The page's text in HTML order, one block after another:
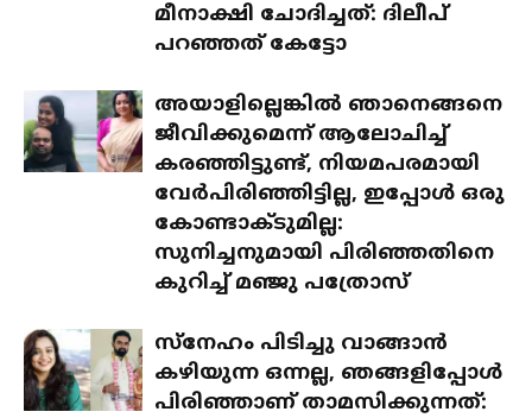
മീനാക്ഷി ചോദിച്ചത്: ദിലീപ്
പറഞ്ഞത് കേട്ടോ
അയാളില്ലെങ്കിൽ ഞാനെങ്ങനെ
ജീവിക്കുമെന്ന് ആലോചിച്ച്
കരഞ്ഞിട്ടുണ്ട്, നിയമപരമായി
വേർപിരിഞ്ഞിട്ടില്ല, ഇപ്പോൾ ഒരു
കോണ്ടാക്ടുമില്ല:
സുനിച്ചനുമായി പിരിഞ്ഞതിനെ
കുറിച്ച് മഞ്ജു പത്രോസ്
സ്‌നേഹം പിടിച്ചു വാങ്ങാൻ
കഴിയുന്ന ഒന്നല്ല, ഞങ്ങളിപ്പോൾ
പിരിഞ്ഞാണ് താമസിക്കുന്നത്: